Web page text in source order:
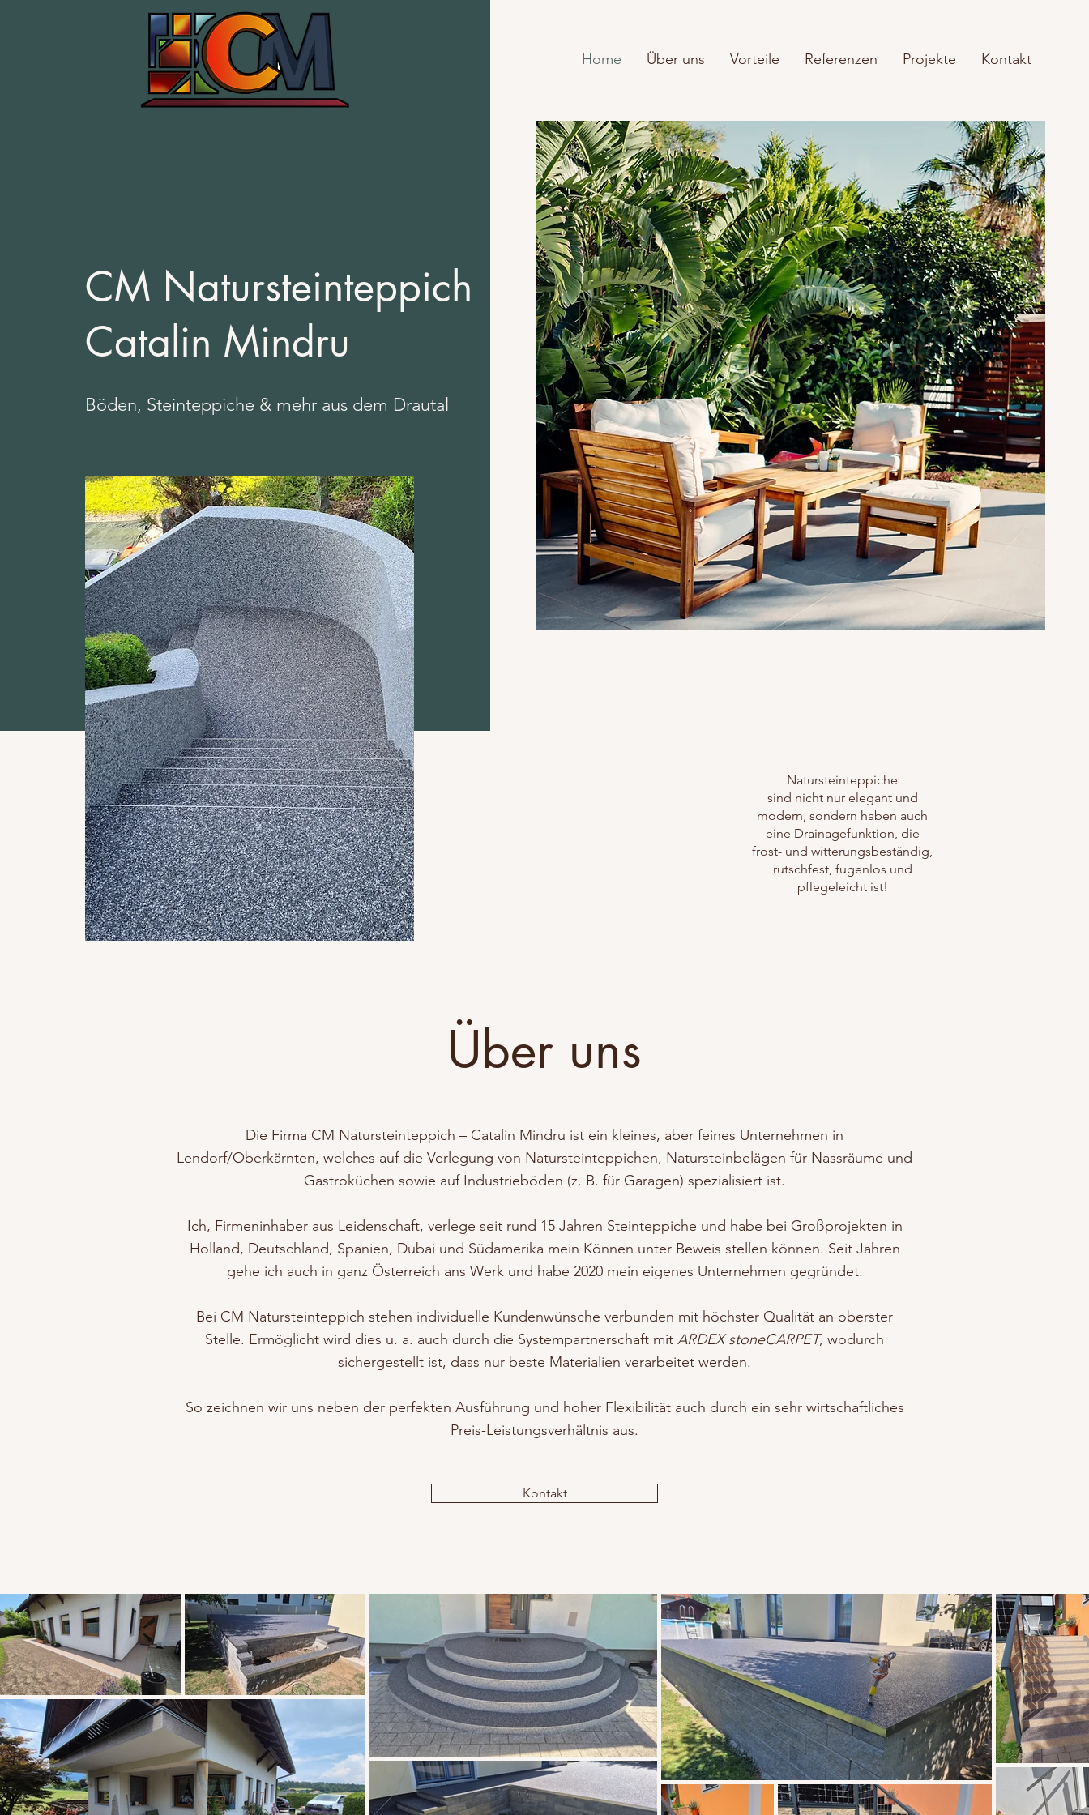
Home Über uns Vorteile Referenzen Projekte Kontakt
CM Natursteinteppich
Catalin Mindru
Böden, Steinteppiche & mehr aus dem Drautal
Natursteinteppiche
sind nicht nur elegant und
modern, sondern haben auch
eine Drainagefunktion, die
frost- und witterungsbeständig,
rutschfest, fugenlos und
pflegeleicht ist!
Über uns
Die Firma CM Natursteinteppich – Catalin Mindru ist ein kleines, aber feines Unternehmen in
Lendorf/Oberkärnten, welches auf die Verlegung von Natursteinteppichen, Natursteinbelägen für Nassräume und
Gastroküchen sowie auf Industrieböden (z. B. für Garagen) spezialisiert ist.
Ich, Firmeninhaber aus Leidenschaft, verlege seit rund 15 Jahren Steinteppiche und habe bei Großprojekten in
Holland, Deutschland, Spanien, Dubai und Südamerika mein Können unter Beweis stellen können. Seit Jahren
gehe ich auch in ganz Österreich ans Werk und habe 2020 mein eigenes Unternehmen gegründet.
Bei CM Natursteinteppich stehen individuelle Kundenwünsche verbunden mit höchster Qualität an oberster
Stelle. Ermöglicht wird dies u. a. auch durch die Systempartnerschaft mit ARDEX stoneCARPET, wodurch
sichergestellt ist, dass nur beste Materialien verarbeitet werden.
So zeichnen wir uns neben der perfekten Ausführung und hoher Flexibilität auch durch ein sehr wirtschaftliches
Preis-Leistungsverhältnis aus.
Kontakt